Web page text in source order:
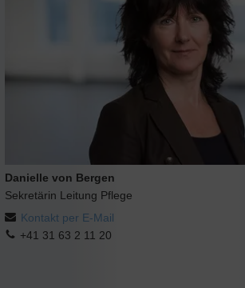
Danielle von Bergen
Sekretärin Leitung Pflege
Kontakt per E-Mail
+41 31 63 2 11 20